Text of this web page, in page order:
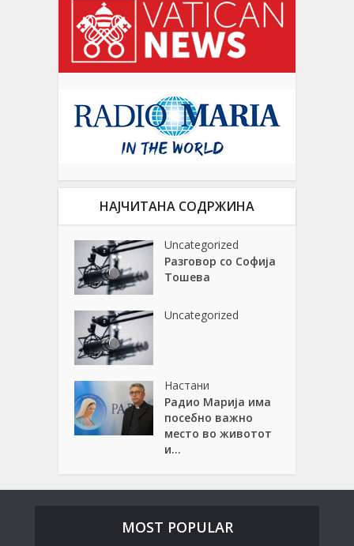
НАЈЧИТАНА СОДРЖИНА
Uncategorized
Разговор со Софија
Тошева
Uncategorized
Настани
Радио Марија има
посебно важно
место во животот
и...
MOST POPULAR